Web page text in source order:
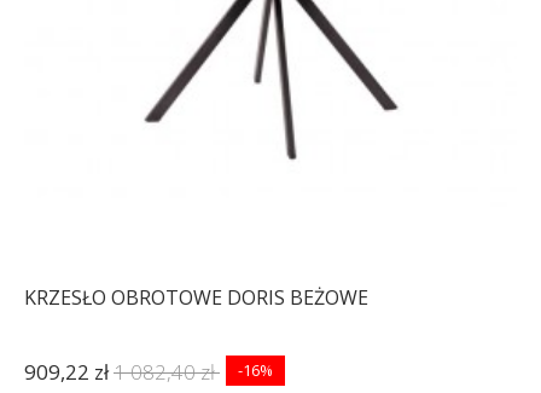
KRZESŁO OBROTOWE DORIS BEŻOWE
909,22 zł1 082,40 zł -16%